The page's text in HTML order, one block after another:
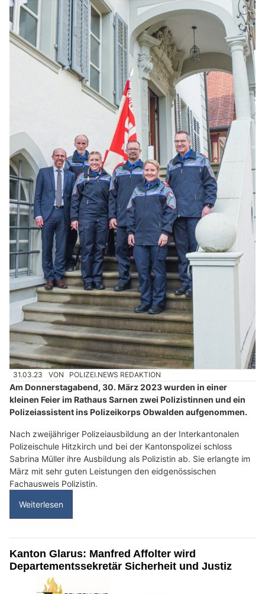
31.03.23 VON POLIZEI.NEWS REDAKTION
Am Donnerstagabend, 30. März 2023 wurden in einer
kleinen Feier im Rathaus Sarnen zwei Polizistinnen und ein
Polizeiassistent ins Polizeikorps Obwalden aufgenommen.
Nach zweijähriger Polizeiausbildung an der Interkantonalen
Polizeischule Hitzkirch und bei der Kantonspolizei schloss
Sabrina Müller ihre Ausbildung als Polizistin ab. Sie erlangte im
März mit sehr guten Leistungen den eidgenössischen
Fachausweis Polizistin.
Weiterlesen
Kanton Glarus: Manfred Affolter wird
Departementssekretär Sicherheit und Justiz